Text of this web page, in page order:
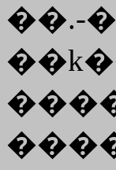
��.-
��